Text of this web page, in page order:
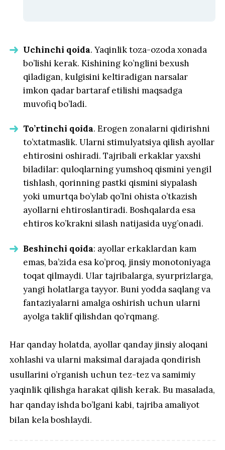
Uchinchi qoida. Yaqinlik toza-ozoda xonada
bo’lishi kerak. Kishining ko’nglini bexush
qiladigan, kulgisini keltiradigan narsalar
imkon qadar bartaraf etilishi maqsadga
muvofiq bo’ladi.
To’rtinchi qoida. Erogen zonalarni qidirishni
to’xtatmaslik. Ularni stimulyatsiya qilish ayollar
ehtirosini oshiradi. Tajribali erkaklar yaxshi
biladilar: quloqlarning yumshoq qismini yengil
tishlash, qorinning pastki qismini siypalash
yoki umurtqa bo’ylab qo’lni ohista o’tkazish
ayollarni ehtiroslantiradi. Boshqalarda esa
ehtiros ko’krakni silash natijasida uyg’onadi.
Beshinchi qoida: ayollar erkaklardan kam
emas, ba’zida esa ko’proq, jinsiy monotoniyaga
toqat qilmaydi. Ular tajribalarga, syurprizlarga,
yangi holatlarga tayyor. Buni yodda saqlang va
fantaziyalarni amalga oshirish uchun ularni
ayolga taklif qilishdan qo’rqmang.
Har qanday holatda, ayollar qanday jinsiy aloqani
xohlashi va ularni maksimal darajada qondirish
usullarini o’rganish uchun tez-tez va samimiy
yaqinlik qilishga harakat qilish kerak. Bu masalada,
har qanday ishda bo’lgani kabi, tajriba amaliyot
bilan kela boshlaydi.